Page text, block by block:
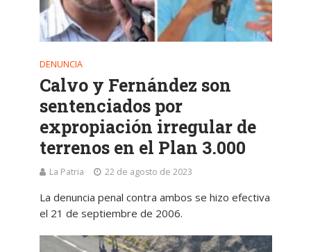
DENUNCIA
Calvo y Fernández son
sentenciados por
expropiación irregular de
terrenos en el Plan 3.000
La Patria 22 de agosto de 2023
La denuncia penal contra ambos se hizo efectiva
el 21 de septiembre de 2006.